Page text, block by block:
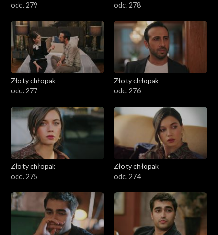
odc. 279
odc. 278
Złoty chłopak
odc. 277
Złoty chłopak
odc. 276
Złoty chłopak
odc. 275
Złoty chłopak
odc. 274